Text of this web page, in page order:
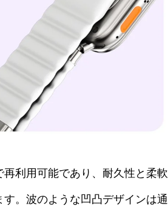
利用可能であり、耐久性と柔軟
。波のような凹凸デザインは通